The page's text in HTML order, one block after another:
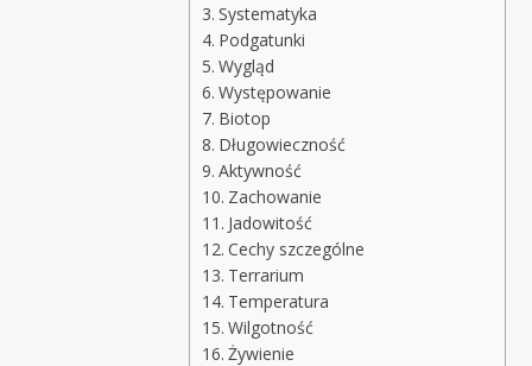
Systematyka
Podgatunki
Wygląd
Występowanie
Biotop
Długowieczność
Aktywność
Zachowanie
Jadowitość
Cechy szczególne
Terrarium
Temperatura
Wilgotność
Żywienie